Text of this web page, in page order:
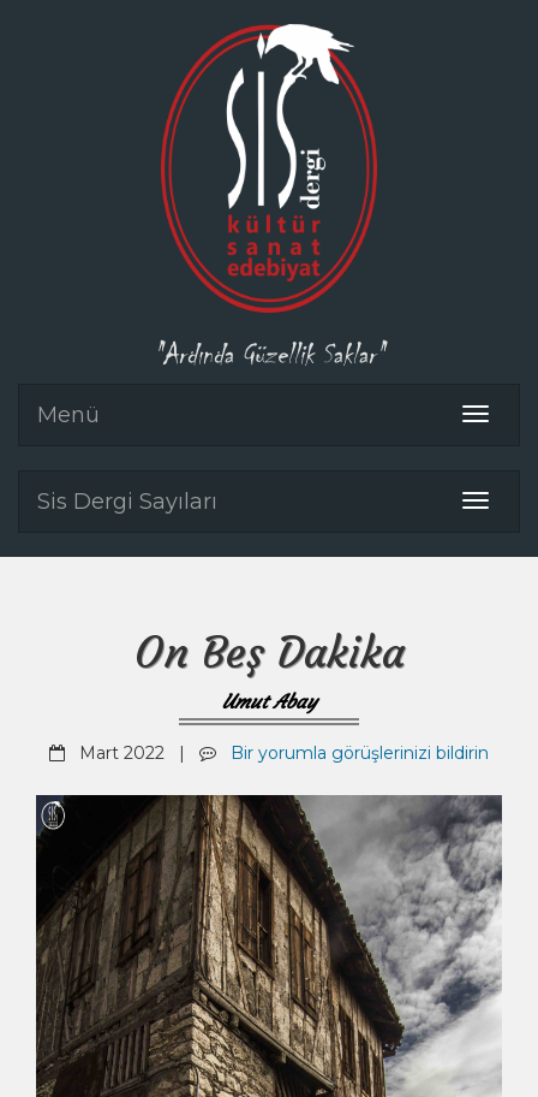
"Ardında Güzellik Saklar"
Toggle
Menü
Toggle
Sis Dergi Sayıları
On Beş Dakika
Umut Abay
Mart 2022 | Bir yorumla görüşlerinizi bildirin